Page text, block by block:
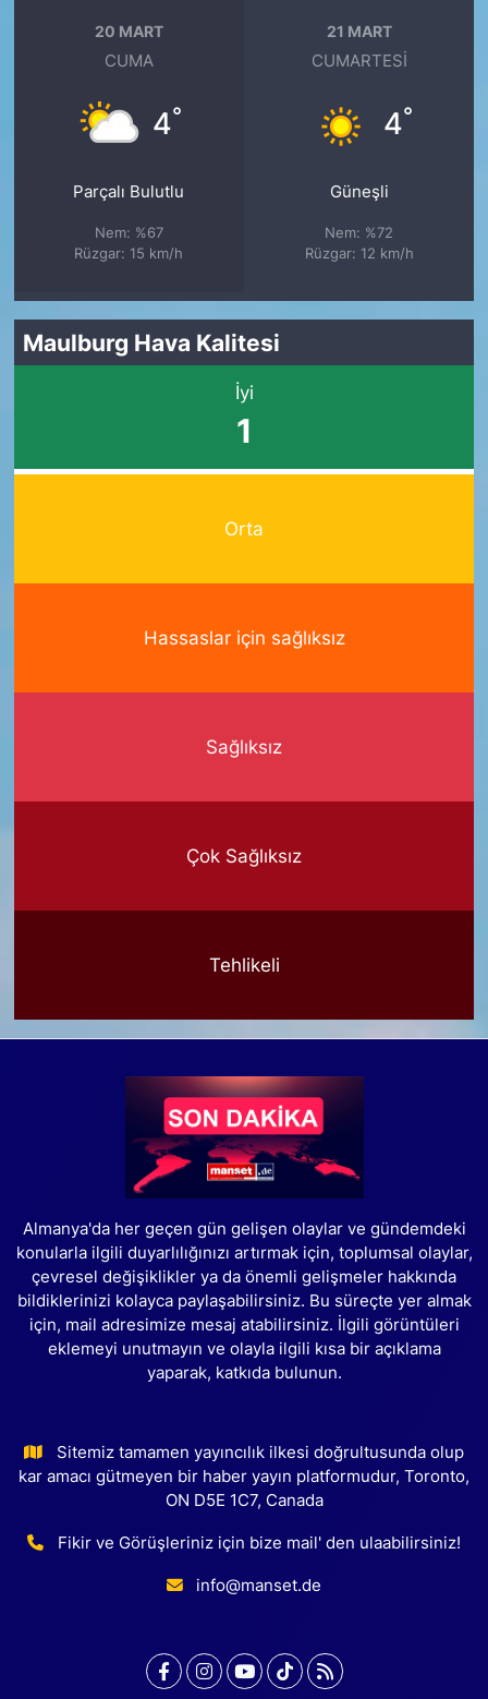
20 MART
CUMA
4°
Parçalı Bulutlu
Nem: %67
Rüzgar: 15 km/h
21 MART
CUMARTESI
4°
Güneşli
Nem: %72
Rüzgar: 12 km/h
Maulburg Hava Kalitesi
İyi
1
Orta
Hassaslar için sağlıksız
Sağlıksız
Çok Sağlıksız
Tehlikeli
Almanya'da her geçen gün gelişen olaylar ve gündemdeki
konularla ilgili duyarlılığınızı artırmak için, toplumsal olaylar,
çevresel değişiklikler ya da önemli gelişmeler hakkında
bildiklerinizi kolayca paylaşabilirsiniz. Bu süreçte yer almak
için, mail adresimize mesaj atabilirsiniz. İlgili görüntüleri
eklemeyi unutmayın ve olayla ilgili kısa bir açıklama
yaparak, katkıda bulunun.
Sitemiz tamamen yayıncılık ilkesi doğrultusunda olup
kar amacı gütmeyen bir haber yayın platformudur, Toronto,
ON D5E 1C7, Canada
Fikir ve Görüşleriniz için bize mail' den ulaabilirsiniz!
info@manset.de